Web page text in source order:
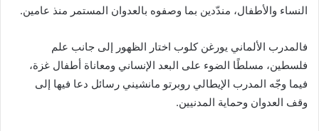
النساء والأطفال، مندّدين بما وصفوه بالعدوان المستمر منذ عامين.
فالمدرب الألماني يورغن كلوب اختار الظهور إلى جانب علم
فلسطين، مسلطًا الضوء على البعد الإنساني ومعاناة أطفال غزة،
فيما وجّه المدرب الإيطالي روبرتو مانشيني رسائل دعا فيها إلى
وقف العدوان وحماية المدنيين.